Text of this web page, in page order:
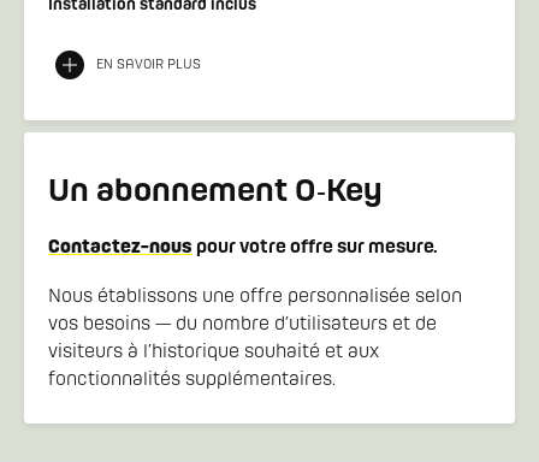
Installation standard inclus
EN SAVOIR PLUS
Un abonnement O‑Key
Contactez-nous pour votre offre sur mesure.
Nous établissons une offre personnalisée selon
vos besoins — du nombre d’utilisateurs et de
visiteurs à l’historique souhaité et aux
fonctionnalités supplémentaires.